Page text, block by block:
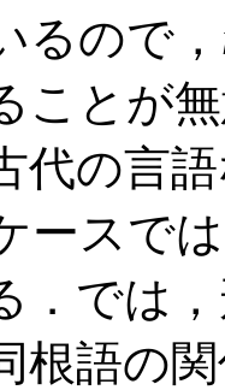
るので，
ことが
代の言
ースで
．では
根語の